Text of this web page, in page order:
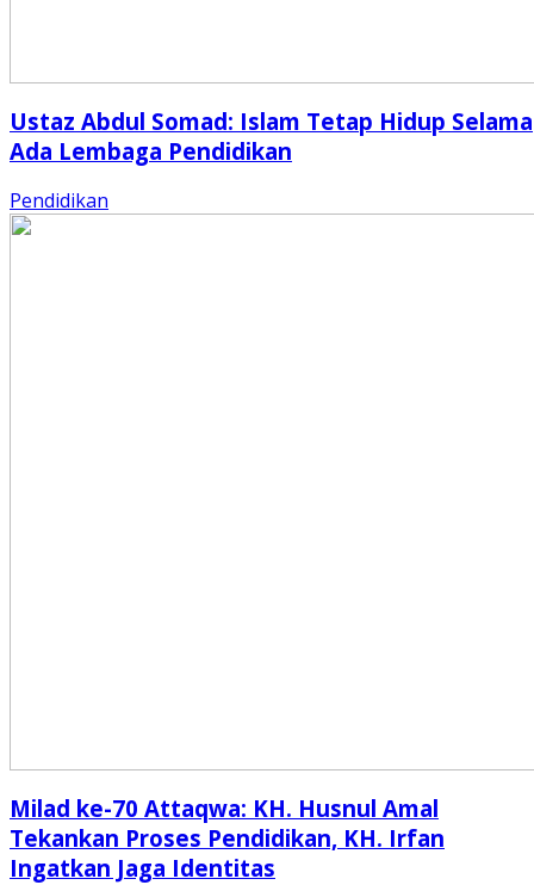
Ustaz Abdul Somad: Islam Tetap Hidup Selama
Ada Lembaga Pendidikan
Pendidikan
Milad ke-70 Attaqwa: KH. Husnul Amal
Tekankan Proses Pendidikan, KH. Irfan
Ingatkan Jaga Identitas